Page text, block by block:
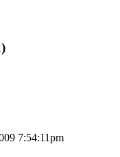
)
7:54:11pm